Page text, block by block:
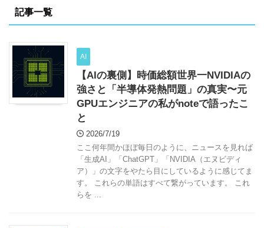
差しかあり ...
記事一覧
AI
【AIの裏側】時価総額世界一NVIDIAの
強さと「半導体発熱問題」の真実〜元
GPUエンジニアの私がnoteで語ったこ
と
2026/7/19
ここ何年間かほぼ毎日のように、ニュースを見れば
「生成AI」「ChatGPT」「NVIDIA（エヌビディ
ア）」の文字をやたら目にしているように感じてま
す。 これらの単語はすべて繋がっています。 これ
らを ...